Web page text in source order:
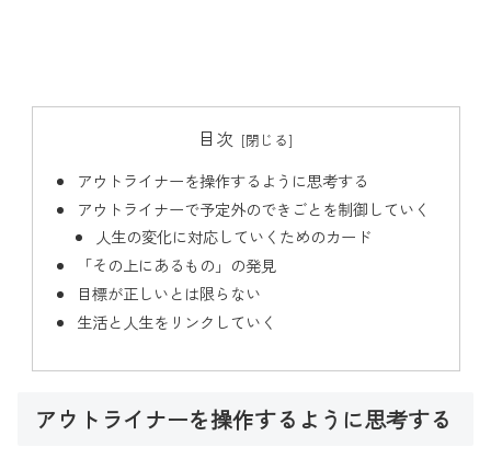
目次
アウトライナーを操作するように思考する
アウトライナーで予定外のできごとを制御していく
人生の変化に対応していくためのカード
「その上にあるもの」の発見
目標が正しいとは限らない
生活と人生をリンクしていく
アウトライナーを操作するように思考する